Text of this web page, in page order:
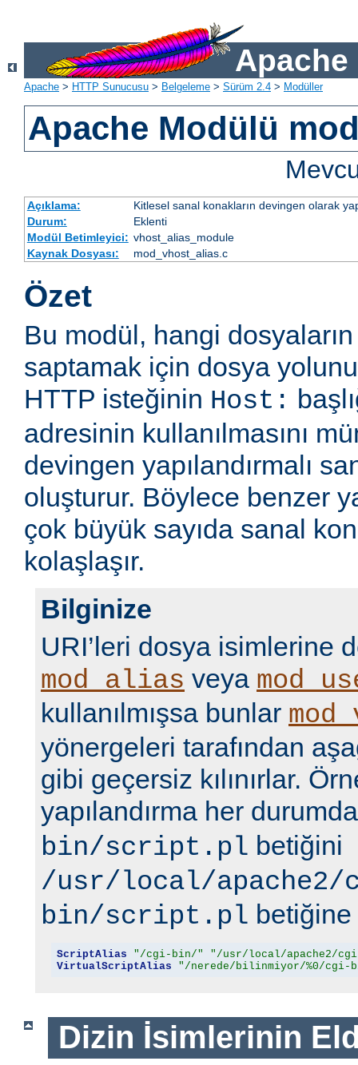
Apache
Apache > HTTP Sunucusu > Belgeleme > Sürüm 2.4 > Modüller
Apache Modülü
Açıklama:
Kitlesel sanal konakların devingen olarak
Durum:
Eklenti
Modül Betimleyici: vhost_alias_module
Kaynak Dosyası:
mod_vhost_alias.c
Özet
Bu modül, hangi dosyaların
saptamak için dosya
HTTP isteğinin Host:
adresinin kullanılmasını
devingen yapılandırmalı
oluşturur. Böylece benzer
çok büyük sayıda sanal
kolaşlaşır.
Bilginize
URI’leri dosya isimlerine
mod_alias veya
kullanılmışsa bunlar
yönergeleri tarafından
gibi geçersiz kılınırlar.
yapılandırma her
bin/script.pl betiğini
/usr/local/apache2/
bin/script.pl
ScriptAlias "/cgi-bin/"
"/usr/local/apache2/
VirtualScriptAlias
"/nerede/bilinmiyor/%0/cgi-
Dizin İsimlerinin